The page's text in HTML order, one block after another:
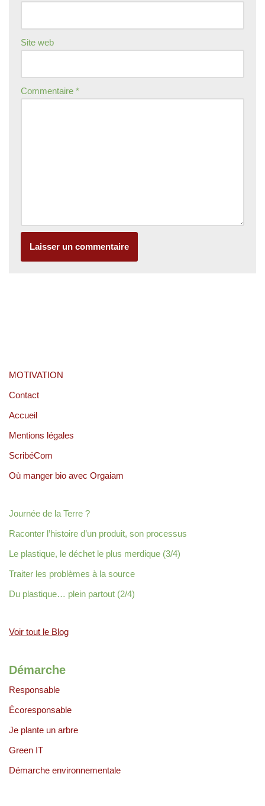
Site web
Commentaire *
MOTIVATION
Contact
Accueil
Mentions légales
ScribéCom
Où manger bio avec Orgaiam
Journée de la Terre ?
Raconter l’histoire d’un produit, son processus
Le plastique, le déchet le plus merdique (3/4)
Traiter les problèmes à la source
Du plastique… plein partout (2/4)
Voir tout le Blog
Démarche
Responsable
Écoresponsable
Je plante un arbre
Green IT
Démarche environnementale